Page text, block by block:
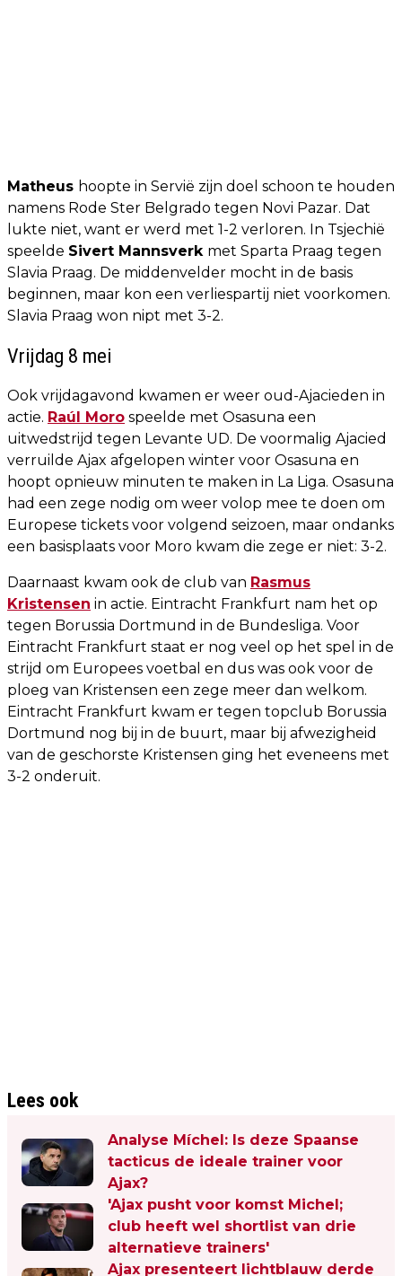
Matheus hoopte in Servië zijn doel schoon te houden
namens Rode Ster Belgrado tegen Novi Pazar. Dat
lukte niet, want er werd met 1-2 verloren. In Tsjechië
speelde Sivert Mannsverk met Sparta Praag tegen
Slavia Praag. De middenvelder mocht in de basis
beginnen, maar kon een verliespartij niet voorkomen.
Slavia Praag won nipt met 3-2.
Vrijdag 8 mei
Ook vrijdagavond kwamen er weer oud-Ajacieden in
actie. Raúl Moro speelde met Osasuna een
uitwedstrijd tegen Levante UD. De voormalig Ajacied
verruilde Ajax afgelopen winter voor Osasuna en
hoopt opnieuw minuten te maken in La Liga. Osasuna
had een zege nodig om weer volop mee te doen om
Europese tickets voor volgend seizoen, maar ondanks
een basisplaats voor Moro kwam die zege er niet: 3-2.
Daarnaast kwam ook de club van Rasmus
Kristensen in actie. Eintracht Frankfurt nam het op
tegen Borussia Dortmund in de Bundesliga. Voor
Eintracht Frankfurt staat er nog veel op het spel in de
strijd om Europees voetbal en dus was ook voor de
ploeg van Kristensen een zege meer dan welkom.
Eintracht Frankfurt kwam er tegen topclub Borussia
Dortmund nog bij in de buurt, maar bij afwezigheid
van de geschorste Kristensen ging het eveneens met
3-2 onderuit.
Lees ook
Analyse Míchel: Is deze Spaanse
tacticus de ideale trainer voor
Ajax?
'Ajax pusht voor komst Michel;
club heeft wel shortlist van drie
alternatieve trainers'
Ajax presenteert lichtblauw derde